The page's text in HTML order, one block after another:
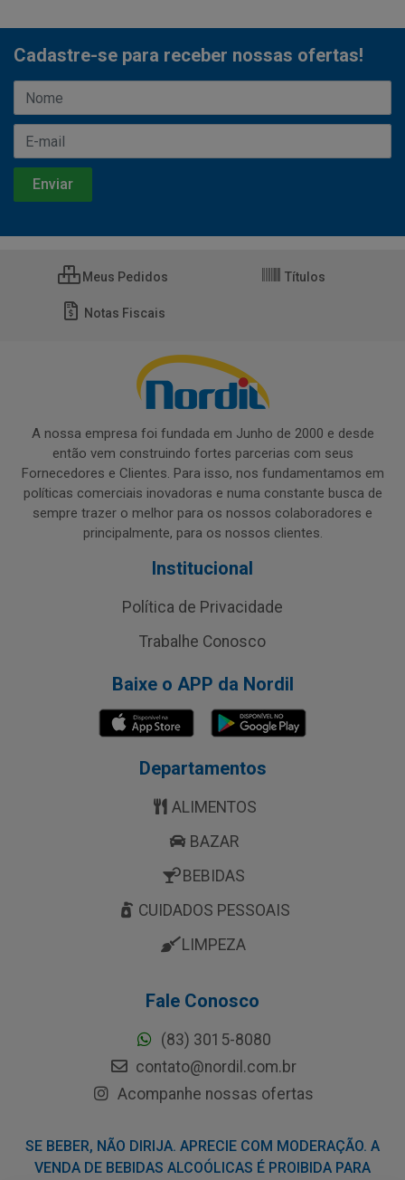
Cadastre-se para receber nossas ofertas!
Meus Pedidos Títulos
Notas Fiscais
A nossa empresa foi fundada em Junho de 2000 e desde
então vem construindo fortes parcerias com seus
Fornecedores e Clientes. Para isso, nos fundamentamos em
políticas comerciais inovadoras e numa constante busca de
sempre trazer o melhor para os nossos colaboradores e
principalmente, para os nossos clientes.
Institucional
Política de Privacidade
Trabalhe Conosco
Baixe o APP da Nordil
Departamentos
ALIMENTOS
BAZAR
BEBIDAS
CUIDADOS PESSOAIS
LIMPEZA
Fale Conosco
(83) 3015-8080
contato@nordil.com.br
Acompanhe nossas ofertas
SE BEBER, NÃO DIRIJA. APRECIE COM MODERAÇÃO. A
VENDA DE BEBIDAS ALCOÓLICAS É PROIBIDA PARA